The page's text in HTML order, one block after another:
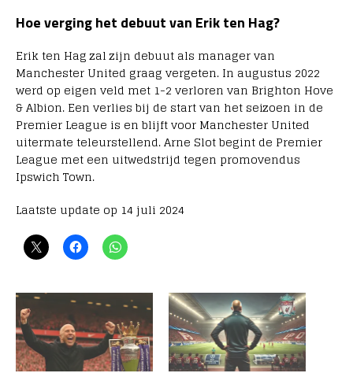
Hoe verging het debuut van Erik ten Hag?
Erik ten Hag zal zijn debuut als manager van
Manchester United graag vergeten. In augustus 2022
werd op eigen veld met 1-2 verloren van Brighton Hove
& Albion. Een verlies bij de start van het seizoen in de
Premier League is en blijft voor Manchester United
uitermate teleurstellend. Arne Slot begint de Premier
League met een uitwedstrijd tegen promovendus
Ipswich Town.
Laatste update op 14 juli 2024